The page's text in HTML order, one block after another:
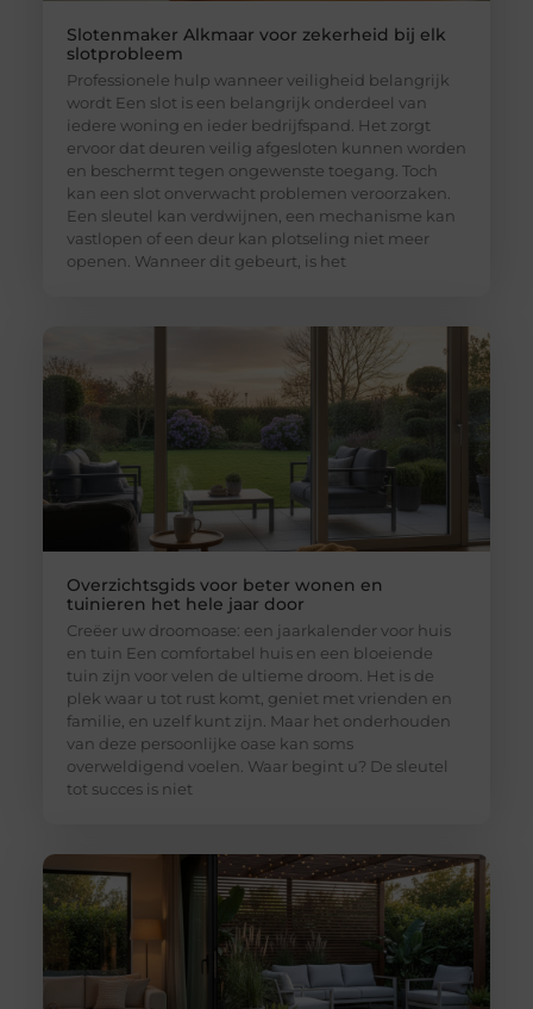
Slotenmaker Alkmaar voor zekerheid bij elk
slotprobleem
Professionele hulp wanneer veiligheid belangrijk
wordt Een slot is een belangrijk onderdeel van
iedere woning en ieder bedrijfspand. Het zorgt
ervoor dat deuren veilig afgesloten kunnen worden
en beschermt tegen ongewenste toegang. Toch
kan een slot onverwacht problemen veroorzaken.
Een sleutel kan verdwijnen, een mechanisme kan
vastlopen of een deur kan plotseling niet meer
openen. Wanneer dit gebeurt, is het
Overzichtsgids voor beter wonen en
tuinieren het hele jaar door
Creëer uw droomoase: een jaarkalender voor huis
en tuin Een comfortabel huis en een bloeiende
tuin zijn voor velen de ultieme droom. Het is de
plek waar u tot rust komt, geniet met vrienden en
familie, en uzelf kunt zijn. Maar het onderhouden
van deze persoonlijke oase kan soms
overweldigend voelen. Waar begint u? De sleutel
tot succes is niet